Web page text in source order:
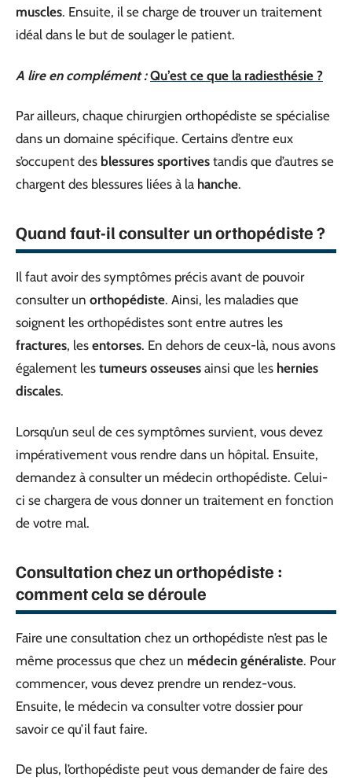
muscles. Ensuite, il se charge de trouver un traitement
idéal dans le but de soulager le patient.
A lire en complément : Qu’est ce que la radiesthésie ?
Par ailleurs, chaque chirurgien orthopédiste se spécialise
dans un domaine spécifique. Certains d’entre eux
s’occupent des blessures sportives tandis que d’autres se
chargent des blessures liées à la hanche.
Quand faut-il consulter un orthopédiste ?
Il faut avoir des symptômes précis avant de pouvoir
consulter un orthopédiste. Ainsi, les maladies que
soignent les orthopédistes sont entre autres les
fractures, les entorses. En dehors de ceux-là, nous avons
également les tumeurs osseuses ainsi que les hernies
discales.
Lorsqu’un seul de ces symptômes survient, vous devez
impérativement vous rendre dans un hôpital. Ensuite,
demandez à consulter un médecin orthopédiste. Celui-
ci se chargera de vous donner un traitement en fonction
de votre mal.
Consultation chez un orthopédiste :
comment cela se déroule
Faire une consultation chez un orthopédiste n’est pas le
même processus que chez un médecin généraliste. Pour
commencer, vous devez prendre un rendez-vous.
Ensuite, le médecin va consulter votre dossier pour
savoir ce qu’il faut faire.
De plus, l’orthopédiste peut vous demander de faire des